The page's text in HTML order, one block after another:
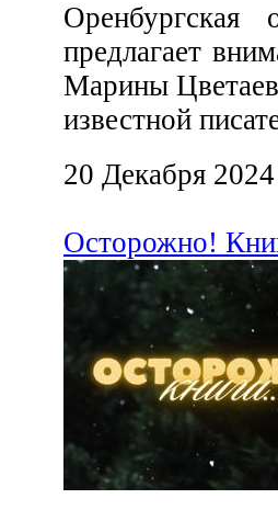
предлагает
Марины
известной
20 Декабря 2024
Осторожно!